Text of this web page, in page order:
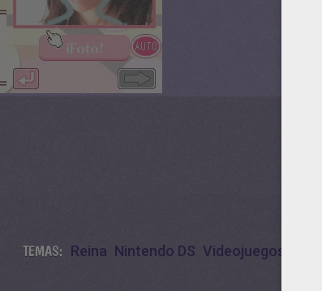
TEMAS: Reina Nintendo DS Videojuegos